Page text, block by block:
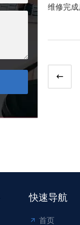
维修完
快速导航
首页